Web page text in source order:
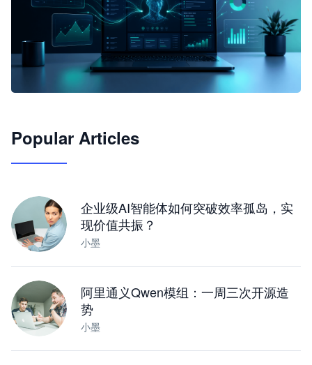
JimoClaw 桌面 AI Agent 工作台
Popular Articles
企业级AI智能体如何突破效率孤岛，实
现价值共振？
小墨
阿里通义Qwen模组：一周三次开源造
势
小墨